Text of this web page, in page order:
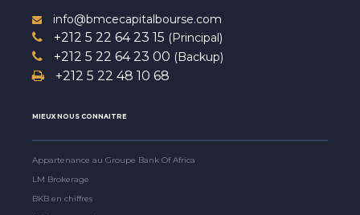
info@bmcecapitalbourse.com
+212 5 22 64 23 15 (Principal)
+212 5 22 64 23 00 (Backup)
+212 5 22 48 10 68
MIEUX NOUS CONNAITRE
Appartenance au Groupe Bank Of Africa
LM Brokerage
BKB en chiffres